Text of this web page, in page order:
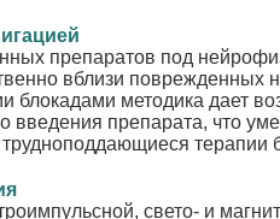
препаратов под
вблизи поврежденных
блокадами методика дает
введения препарата, что
трудноподдающиеся
свето- и